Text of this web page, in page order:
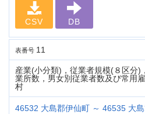
CSV DB
表番号 11
産業(小分類)，従業者規模(８区分)
業所数，男女別従業者数及び常用
村
46532 大島郡伊仙町 ～ 46535 大